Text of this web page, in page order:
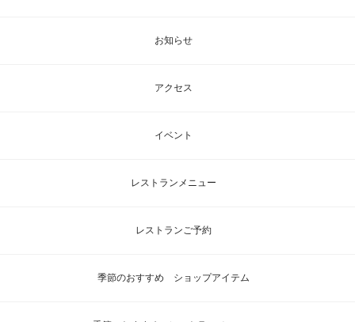
お知らせ
アクセス
イベント
レストランメニュー
レストランご予約
季節のおすすめ ショップアイテム